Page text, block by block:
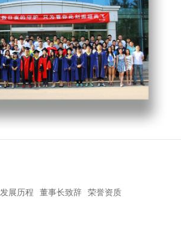
发展历程 董事长致辞 荣誉资质